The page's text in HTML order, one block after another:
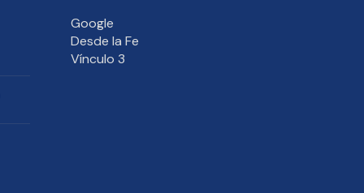
Google
Desde la Fe
Vínculo 3